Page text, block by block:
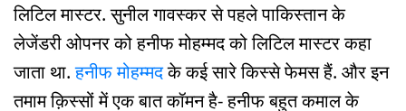
लिटिल मास्टर. सुनील गावस्कर से पहले पाकिस्तान के
लेजेंडरी ओपनर को हनीफ मोहम्मद को लिटिल मास्टर कहा
जाता था.हनीफ मोहम्मदके कई सारे किस्से फेमस हैं. और इन
तमाम क़िस्सों में एक बात कॉमन है- हनीफ बहुत कमाल के